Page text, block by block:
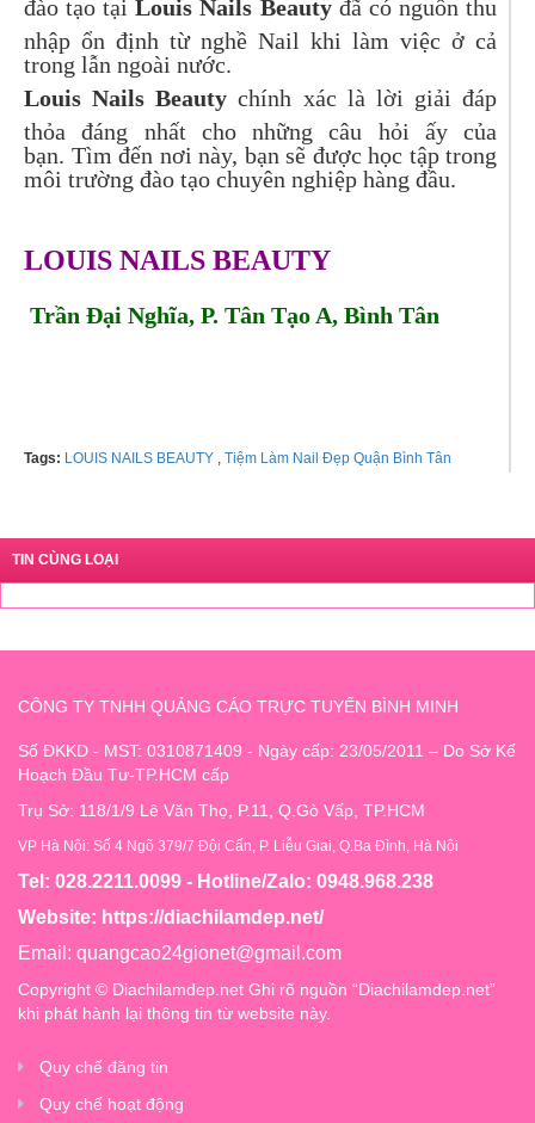
đào tạo tạiLouis Nails Beautyđã có nguồn thu
nhập ổn định từ nghề Nail khi làm việc ở cả
trong lẫn ngoài nước.
Louis Nails Beauty chính xác là lời giải đáp
thỏa đáng nhất cho những câu hỏi ấy của
bạn. Tìm đến nơi này, bạn sẽ được học tập trong
môi trường đào tạo chuyên nghiệp hàng đầu.
LOUIS NAILS BEAUTY
Trần Đại Nghĩa, P. Tân Tạo A, Bình Tân
Tags: LOUIS NAILS BEAUTY , Tiệm Làm Nail Đẹp Quận Bình Tân
TIN CÙNG LOẠI
CÔNG TY TNHH QUẢNG CÁO TRỰC TUYẾN BÌNH MINH
Số ĐKKD - MST: 0310871409 - Ngày cấp: 23/05/2011 – Do Sở Kế
Hoạch Đầu Tư-TP.HCM cấp
Trụ Sở: 118/1/9 Lê Văn Thọ, P.11, Q.Gò Vấp, TP.HCM
VP Hà Nội: Số 4 Ngõ 379/7 Đội Cấn, P. Liễu Giai, Q.Ba Đình, Hà Nội
Tel: 028.2211.0099 - Hotline/Zalo: 0948.968.238
Website: https://diachilamdep.net/
Email: quangcao24gionet@gmail.com
Copyright © Diachilamdep.net Ghi rõ nguồn “Diachilamdep.net”
khi phát hành lại thông tin từ website này.
Quy chế đăng tin
Quy chế hoạt động